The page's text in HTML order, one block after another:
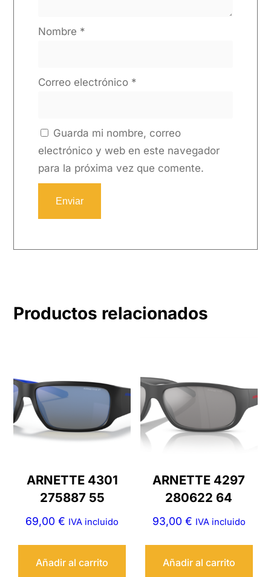
Nombre *
Correo electrónico *
Guarda mi nombre, correo
electrónico y web en este navegador
para la próxima vez que comente.
Productos relacionados
ARNETTE 4301
275887 55
69,00€ IVA incluido
Añadir al carrito
ARNETTE 4297
280622 64
93,00 € IVA incluido
Añadir al carrito